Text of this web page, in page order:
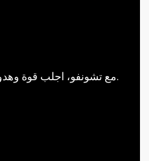
مع تشونفو، اجلب قوة وهدوء الطبيعة إلى منزلك.